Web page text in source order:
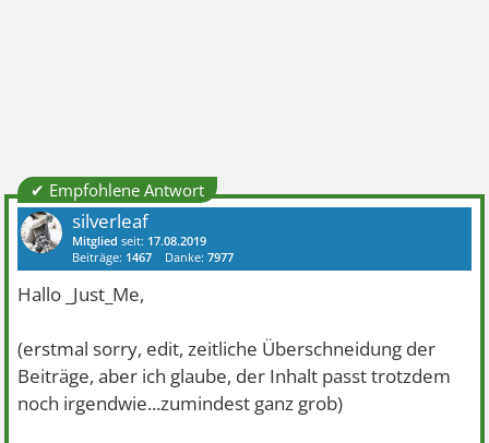
✔ Empfohlene Antwort
silverleaf
Mitglied seit: 17.08.2019
Beiträge: 1467 Danke:7977
Hallo _Just_Me,
(erstmal sorry, edit, zeitliche Überschneidung der
Beiträge, aber ich glaube, der Inhalt passt trotzdem
noch irgendwie...zumindest ganz grob)